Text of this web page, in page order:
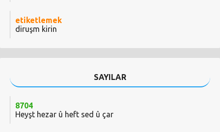
etiketlemek
diruşm kirin
SAYILAR
8704
Heyşt hezar û heft sed û çar